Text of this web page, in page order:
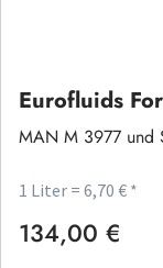
Eurofluids
MAN M 3977 und
1 Liter = 6,70 € *
Regulärer Preis:
134,00 €